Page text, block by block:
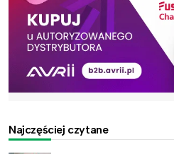
Najczęściej czytane